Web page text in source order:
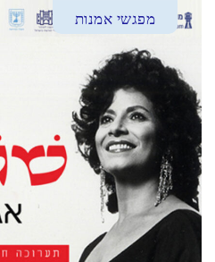
מפגשי אמנות